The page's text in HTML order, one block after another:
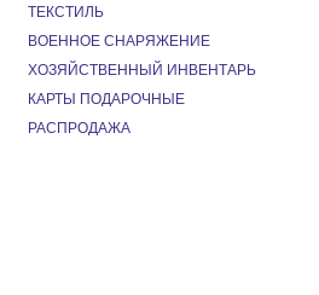
ТЕКСТИЛЬ
ВОЕННОЕ СНАРЯЖЕНИЕ
ХОЗЯЙСТВЕННЫЙ ИНВЕНТАРЬ
КАРТЫ ПОДАРОЧНЫЕ
РАСПРОДАЖА